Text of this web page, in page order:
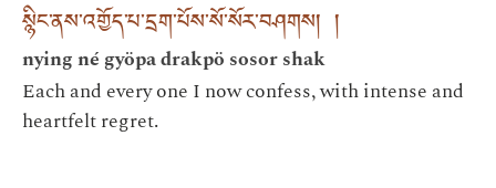
སྙིང་ནས་འགྱོད་པ་དྲག་པོས་སོ་སོར་བཤགས། །
nying né gyöpa drakpö sosor shak
Each and every one I now confess, with intense and
heartfelt regret.